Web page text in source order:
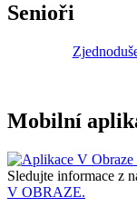
Senioři
Mobilní
Sledujte informace z
V OBRAZE.